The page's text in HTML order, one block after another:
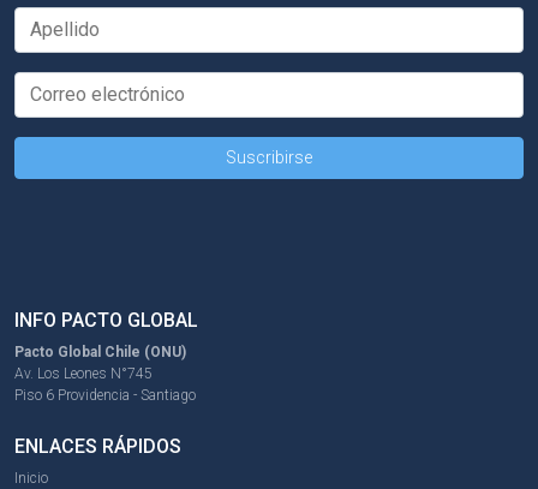
INFO PACTO GLOBAL
Pacto Global Chile (ONU)
Av. Los Leones N°745
Piso 6 Providencia - Santiago
ENLACES RÁPIDOS
Inicio